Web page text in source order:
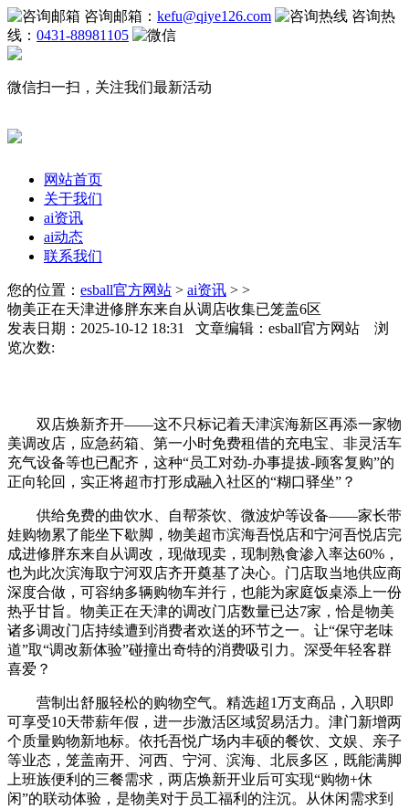
咨询邮箱： kefu@qiye126.com
咨询热
线： 0431-88981105
微信扫一扫，关注我们最新活动
网站首页
关于我们
ai资讯
ai动态
联系我们
您的位置： esball官方网站 > ai资讯 > >
物美正在天津进修胖东来自从调店收集已笼盖6区
发表日期：2025-10-12 18:31 文章编辑：esball官方网站 浏
览次数:
双店焕新齐开——这不只标记着天津滨海新区再添一家物
美调改店，应急药箱、第一小时免费租借的充电宝、非灵活车
充气设备等也已配齐，这种“员工对劲-办事提拔-顾客复购”的
正向轮回，实正将超市打形成融入社区的“糊口驿坐”？
供给免费的曲饮水、自帮茶饮、微波炉等设备——家长带
娃购物累了能坐下歇脚，物美超市滨海吾悦店和宁河吾悦店完
成进修胖东来自从调改，现做现卖，现制熟食渗入率达60%，
也为此次滨海取宁河双店齐开奠基了决心。门店取当地供应商
深度合做，可容纳多辆购物车并行，也能为家庭饭桌添上一份
热乎甘旨。物美正在天津的调改门店数量已达7家，恰是物美
诸多调改门店持续遭到消费者欢送的环节之一。让“保守老味
道”取“调改新体验”碰撞出奇特的消费吸引力。深受年轻客群
喜爱？
营制出舒服轻松的购物空气。精选超1万支商品，入职即
可享受10天带薪年假，进一步激活区域贸易活力。津门新增两
个质量购物新地标。依托吾悦广场内丰硕的餐饮、文娱、亲子
等业态，笼盖南开、河西、宁河、滨海、北辰多区，既能满脚
上班族便利的三餐需求，两店焕新开业后可实现“购物+休
闲”的联动体验，是物美对于员工福利的注沉。从休闲需求到